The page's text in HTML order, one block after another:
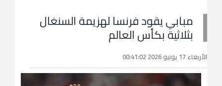
مبابي يقود فرنسا لهزيمة السنغال
بثلاثية بكأس العالم
الأربعاء 17 يونيو 2026 00:41:02